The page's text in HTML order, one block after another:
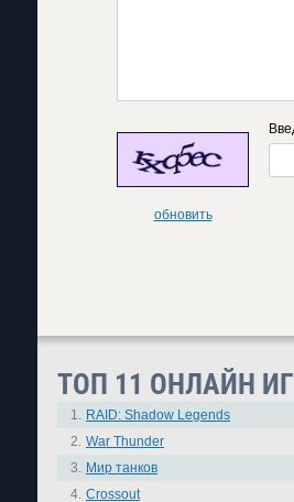
обновить
ТОП 11 ОНЛАЙН
1. RAID: Shadow Legends
2. War Thunder
3. Мир танков
4. Crossout